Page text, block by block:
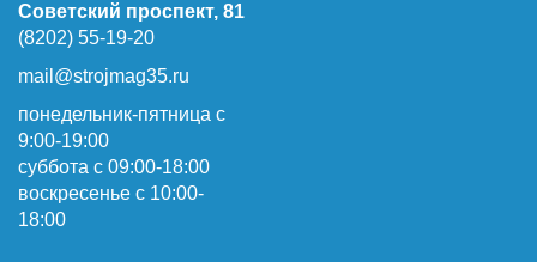
Советский проспект, 81
(8202) 55-19-20
mail@strojmag35.ru
понедельник-пятница с
9:00-19:00
суббота c 09:00-18:00
воскресенье с 10:00-
18:00